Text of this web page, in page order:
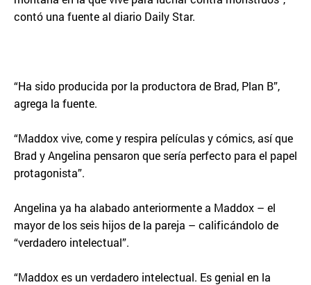
contó una fuente al diario Daily Star.
“Ha sido producida por la productora de Brad, Plan B”,
agrega la fuente.
“Maddox vive, come y respira películas y cómics, así que
Brad y Angelina pensaron que sería perfecto para el papel
protagonista”.
Angelina ya ha alabado anteriormente a Maddox – el
mayor de los seis hijos de la pareja – calificándolo de
“verdadero intelectual”.
“Maddox es un verdadero intelectual. Es genial en la